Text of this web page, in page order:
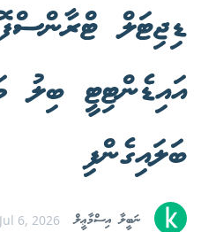
ޑިޖިޓަލް
އައިޑެންޓިޓީ ބިލު
ބަލައިގެންފި
ނަބީލާ އިސްމާޢީލް Jul 6, 2026